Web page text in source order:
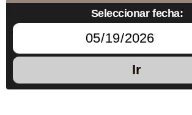
Seleccionar fecha:
Ir